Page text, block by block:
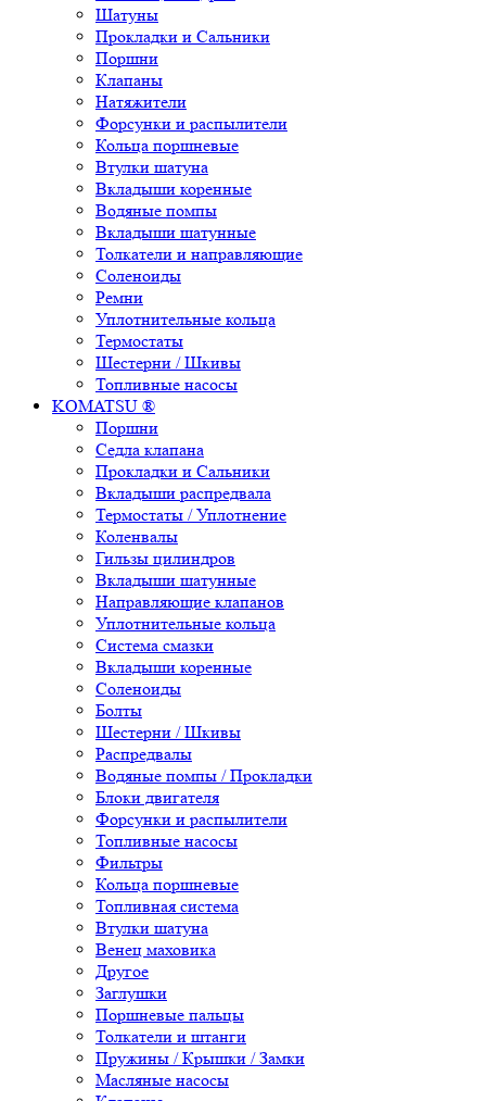
Шатуны
Прокладки и Сальники
Поршни
Клапаны
Натяжители
Форсунки и распылители
Кольца поршневые
Втулки шатуна
Вкладыши коренные
Водяные помпы
Вкладыши шатунные
Толкатели и направляющие
Соленоиды
Ремни
Уплотнительные кольца
Термостаты
Шестерни / Шкивы
Топливные насосы
KOMATSU ®
Поршни
Седла клапана
Прокладки и Сальники
Вкладыши распредвала
Термостаты / Уплотнение
Коленвалы
Гильзы цилиндров
Вкладыши шатунные
Направляющие клапанов
Уплотнительные кольца
Система смазки
Вкладыши коренные
Соленоиды
Болты
Шестерни / Шкивы
Распредвалы
Водяные помпы / Прокладки
Блоки двигателя
Форсунки и распылители
Топливные насосы
Фильтры
Кольца поршневые
Топливная система
Втулки шатуна
Венец маховика
Другое
Заглушки
Поршневые пальцы
Толкатели и штанги
Пружины / Крышки / Замки
Масляные насосы